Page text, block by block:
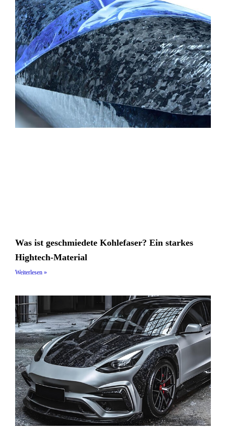
Was ist geschmiedete Kohlefaser? Ein starkes
Hightech-Material
Weiterlesen »